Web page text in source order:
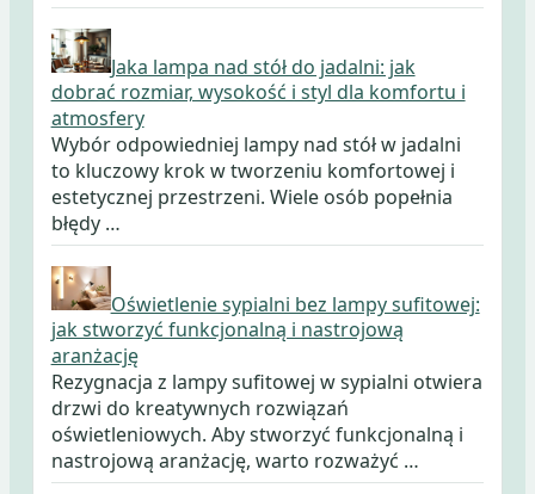
Jaka lampa nad stół do jadalni: jak
dobrać rozmiar, wysokość i styl dla komfortu i
atmosfery
Wybór odpowiedniej lampy nad stół w jadalni
to kluczowy krok w tworzeniu komfortowej i
estetycznej przestrzeni. Wiele osób popełnia
błędy …
Oświetlenie sypialni bez lampy sufitowej:
jak stworzyć funkcjonalną i nastrojową
aranżację
Rezygnacja z lampy sufitowej w sypialni otwiera
drzwi do kreatywnych rozwiązań
oświetleniowych. Aby stworzyć funkcjonalną i
nastrojową aranżację, warto rozważyć …